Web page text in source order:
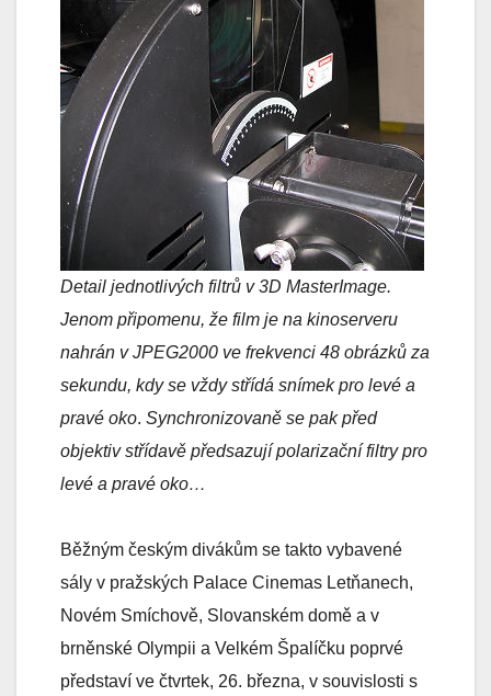
Detail jednotlivých filtrů v 3D MasterImage.
Jenom připomenu, že film je na kinoserveru
nahrán v JPEG2000 ve frekvenci 48 obrázků za
sekundu, kdy se vždy střídá snímek pro levé a
pravé oko. Synchronizovaně se pak před
objektiv střídavě předsazují polarizační filtry pro
levé a pravé oko…
Běžným českým divákům se takto vybavené
sály v pražských Palace Cinemas Letňanech,
Novém Smíchově, Slovanském domě a v
brněnské Olympii a Velkém Špalíčku poprvé
představí ve čtvrtek, 26. března, v souvislosti s